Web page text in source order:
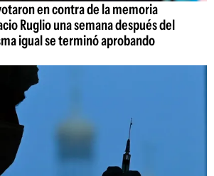
en contra de la memoria
Ruglio una semana después del
igual se terminó aprobando